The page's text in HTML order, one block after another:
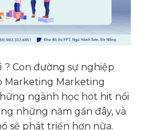
? Con đường sự nghiệp
Marketing Marketing
ngành học hot hit nổi
những năm gần đây, và
sẽ phát triển hơn nữa.